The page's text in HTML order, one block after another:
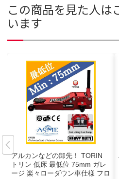
この商品を見た人は
います
アルカンなどの卸先！ TORIN
トリン 低床 最低位 75mm ガレ
ージ 楽々ローダウン車仕様 フロ